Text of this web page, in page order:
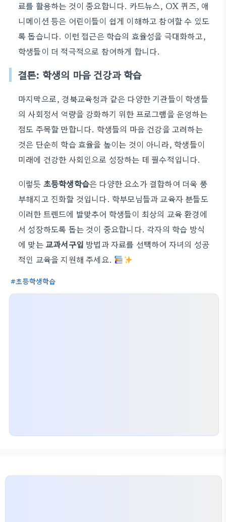
료를 활용하는 것이 중요합니다. 카드뉴스, OX 퀴즈, 애
니메이션 등은 어린이들이 쉽게 이해하고 참여할 수 있도
록 돕습니다. 이런 접근은 학습의 효율성을 극대화하고,
학생들이 더 적극적으로 참여하게 합니다.
결론: 학생의 마음 건강과 학습
마지막으로, 경북교육청과 같은 다양한 기관들이 학생들
의 사회정서 역량을 강화하기 위한 프로그램을 운영하는
점도 주목할 만합니다. 학생들의 마음 건강을 고려하는
것은 단순히 학습 효율을 높이는 것이 아니라, 학생들이
미래에 건강한 사회인으로 성장하는 데 필수적입니다.
이렇듯 초등학생학습은 다양한 요소가 결합하여 더욱 풍
부해지고 진화할 것입니다. 학부모님들과 교육자 분들도
이러한 트렌드에 발맞추어 학생들이 최상의 교육 환경에
서 성장하도록 돕는 것이 중요합니다. 각자의 학습 방식
에 맞는 교과서구입 방법과 자료를 선택하여 자녀의 성공
적인 교육을 지원해 주세요.
초등학생학습